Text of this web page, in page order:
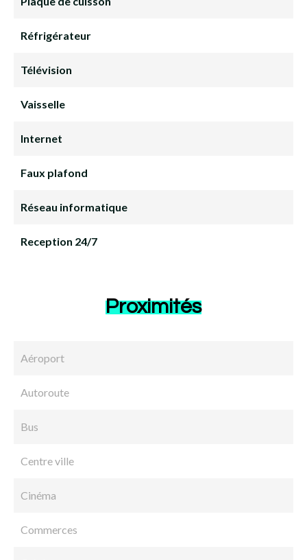
Réfrigérateur
Télévision
Vaisselle
Internet
Faux plafond
Réseau informatique
Reception 24/7
Proximités
Aéroport
Autoroute
Bus
Centre ville
Cinéma
Commerces